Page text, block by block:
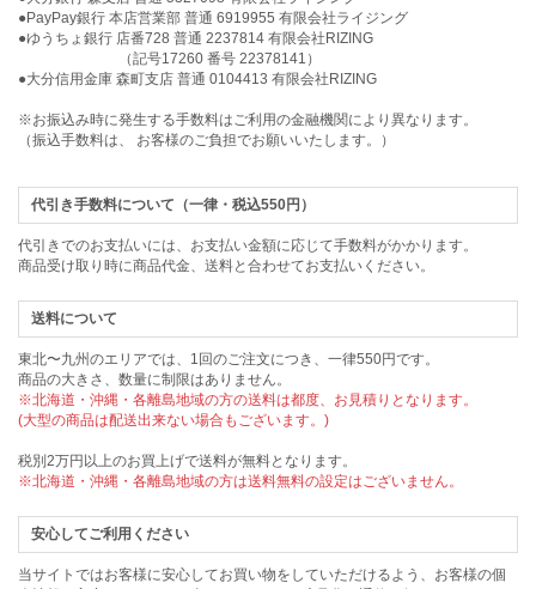
●PayPay銀行 本店営業部 普通 6919955 有限会社ライジング
●ゆうちょ銀行 店番728 普通 2237814 有限会社RIZING
（記号17260 番号 22378141）
●大分信用金庫 森町支店 普通 0104413 有限会社RIZING
※お振込み時に発生する手数料はご利用の金融機関により異なります。
（振込手数料は、 お客様のご負担でお願いいたします。）
代引き手数料について（一律・税込550円）
代引きでのお支払いには、お支払い金額に応じて手数料がかかります。
商品受け取り時に商品代金、送料と合わせてお支払いください。
送料について
東北〜九州のエリアでは、1回のご注文につき、一律550円です。
商品の大きさ、数量に制限はありません。
※北海道・沖縄・各離島地域の方の送料は都度、お見積りとなります。
(大型の商品は配送出来ない場合もございます。)
税別2万円以上のお買上げで送料が無料となります。
※北海道・沖縄・各離島地域の方は送料無料の設定はございません。
安心してご利用ください
当サイトではお客様に安心してお買い物をしていただけるよう、お客様の個